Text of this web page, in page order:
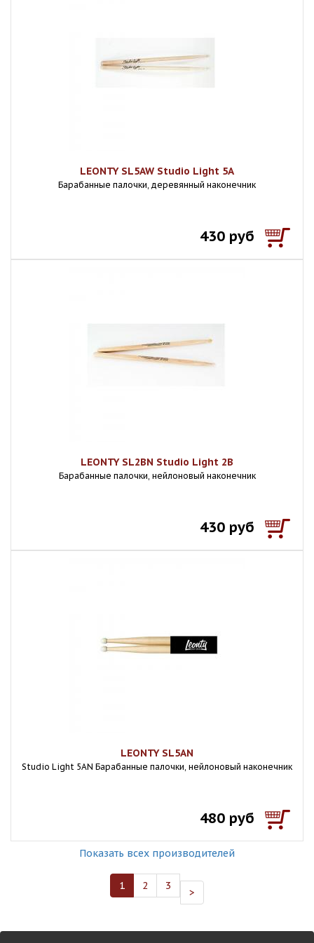
LEONTY SL5AW Studio Light 5A
Барабанные палочки, деревянный наконечник
430 руб
LEONTY SL2BN Studio Light 2В
Барабанные палочки, нейлоновый наконечник
430 руб
LEONTY SL5AN
Studio Light 5AN Барабанные палочки, нейлоновый наконечник
480 руб
Показать всех производителей
1 2 3
>